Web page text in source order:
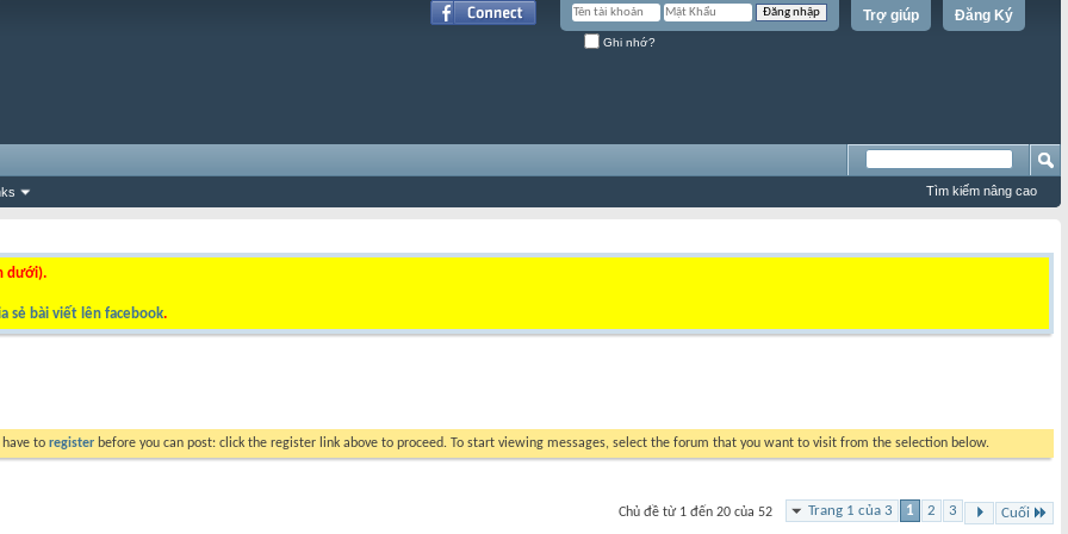
Đăng Ký
Trợ giúp
Ghi nhớ?
Tìm kiếm nâng cao
dưới).
sẻ bài viết lên facebook.
to register before you can post: click the register link above to proceed. To start viewing messages, select the forum that you want to visit from the selection below.
Trang 1 của 3 1 2 3 Cuối
Chủ đề từ 1 đến 20 của 52